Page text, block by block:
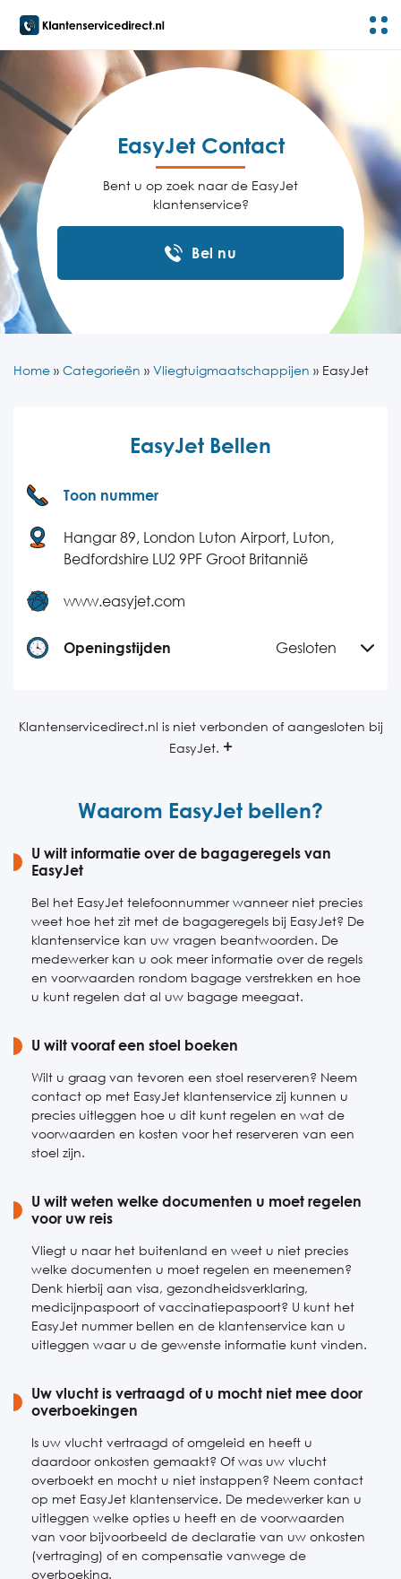
EasyJet Contact
Bent u op zoek naar de EasyJet
klantenservice?
Bel nu
Home » Categorieën » Vliegtuigmaatschappijen » EasyJet
EasyJet Bellen
Toon nummer
Hangar 89, London Luton Airport, Luton,
Bedfordshire LU2 9PF Groot Britannië
www.easyjet.com
Openingstijden Gesloten
Dinsdag
09:00-18:00
09:00-18:00
Zaterdag
Gesloten
Klantenservicedirect.nl is niet verbonden of aangesloten bij
EasyJet.
Waarom EasyJet bellen?
U wilt informatie over de bagageregels van
EasyJet
Bel het EasyJet telefoonnummer wanneer niet precies
weet hoe het zit met de bagageregels bij EasyJet? De
klantenservice kan uw vragen beantwoorden. De
medewerker kan u ook meer informatie over de regels
en voorwaarden rondom bagage verstrekken en hoe
u kunt regelen dat al uw bagage meegaat.
U wilt vooraf een stoel boeken
Wilt u graag van tevoren een stoel reserveren? Neem
contact op met EasyJet klantenservice zij kunnen u
precies uitleggen hoe u dit kunt regelen en wat de
voorwaarden en kosten voor het reserveren van een
stoel zijn.
U wilt weten welke documenten u moet regelen
voor uw reis
Vliegt u naar het buitenland en weet u niet precies
welke documenten u moet regelen en meenemen?
Denk hierbij aan visa, gezondheidsverklaring,
medicijnpaspoort of vaccinatiepaspoort? U kunt het
EasyJet nummer bellen en de klantenservice kan u
uitleggen waar u de gewenste informatie kunt vinden.
Uw vlucht is vertraagd of u mocht niet mee door
overboekingen
Is uw vlucht vertraagd of omgeleid en heeft u
daardoor onkosten gemaakt? Of was uw vlucht
overboekt en mocht u niet instappen? Neem contact
op met EasyJet klantenservice. De medewerker kan u
uitleggen welke opties u heeft en de voorwaarden
van voor bijvoorbeeld de declaratie van uw onkosten
(vertraging) of en compensatie vanwege de
overboeking.